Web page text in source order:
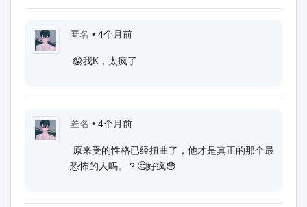
匿名 • 4个月前
😱我K，太疯了
匿名 • 4个月前
原来受的性格已经扭曲了，他才是真正的那个最
恐怖的人吗。？🤔好疯😳